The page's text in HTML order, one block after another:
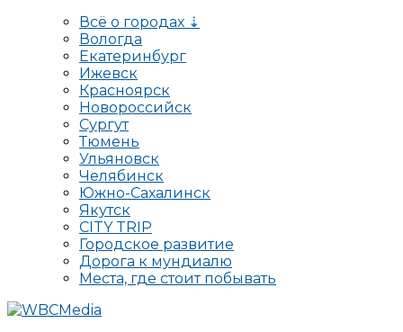
Всё о городах ⇣
Вологда
Екатеринбург
Ижевск
Красноярск
Новороссийск
Сургут
Тюмень
Ульяновск
Челябинск
Южно-Сахалинск
Якутск
CITY TRIP
Городское развитие
Дорога к мундиалю
Места, где стоит побывать